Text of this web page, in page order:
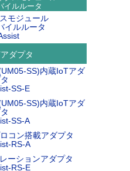
イルルータ
モジュール
イルルータ
ダプタ
SS)内蔵IoTアダ
SS-E
SS)内蔵IoTアダ
SS-A
コン搭載アダプタ
RS-A
ーションアダプタ
RS-E